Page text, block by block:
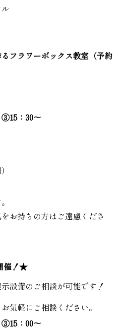
フラワーボックス教室（予約
：30～
お持ちの方はご遠慮くださ
催！★
設備のご相談が可能です！
気軽にご相談ください。
：00～